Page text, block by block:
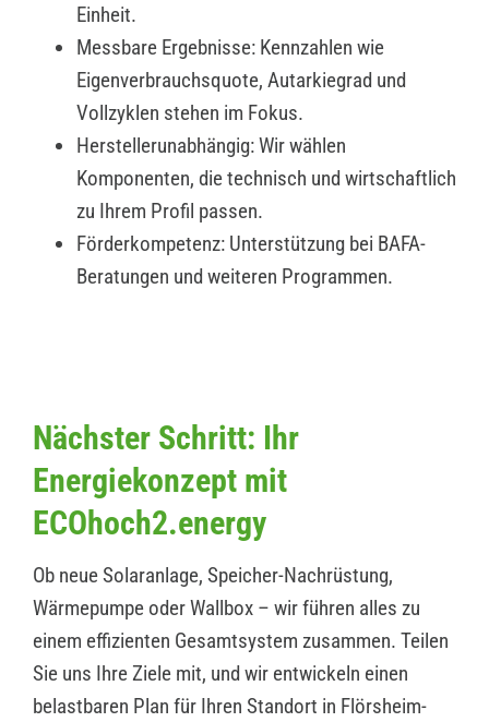
Einheit.
Messbare Ergebnisse: Kennzahlen wie
Eigenverbrauchsquote, Autarkiegrad und
Vollzyklen stehen im Fokus.
Herstellerunabhängig: Wir wählen
Komponenten, die technisch und wirtschaftlich
zu Ihrem Profil passen.
Förderkompetenz: Unterstützung bei BAFA-
Beratungen und weiteren Programmen.
Nächster Schritt: Ihr
Energiekonzept mit
ECOhoch2.energy
Ob neue Solaranlage, Speicher-Nachrüstung,
Wärmepumpe oder Wallbox – wir führen alles zu
einem effizienten Gesamtsystem zusammen. Teilen
Sie uns Ihre Ziele mit, und wir entwickeln einen
belastbaren Plan für Ihren Standort in Flörsheim-